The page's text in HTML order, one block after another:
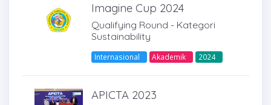
Imagine Cup 2024
Qualifying Round - Kategori
Sustainability
Internasional Akademik 2024
APICTA 2023